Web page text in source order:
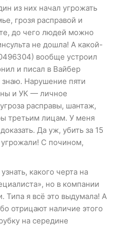
из них начал угрожать
грозя расправой и
до чего людей можно
не дошла! А какой-
вообще устроил
и писал в Вайбер
Нарушение пяти
и УК — личное
расправы, шантаж,
третьим лицам. У меня
Да уж, убить за 15
С почином,
какого черта на
но в компании
Типа я всё это выдумала! А
отрицают наличие этого
на середине